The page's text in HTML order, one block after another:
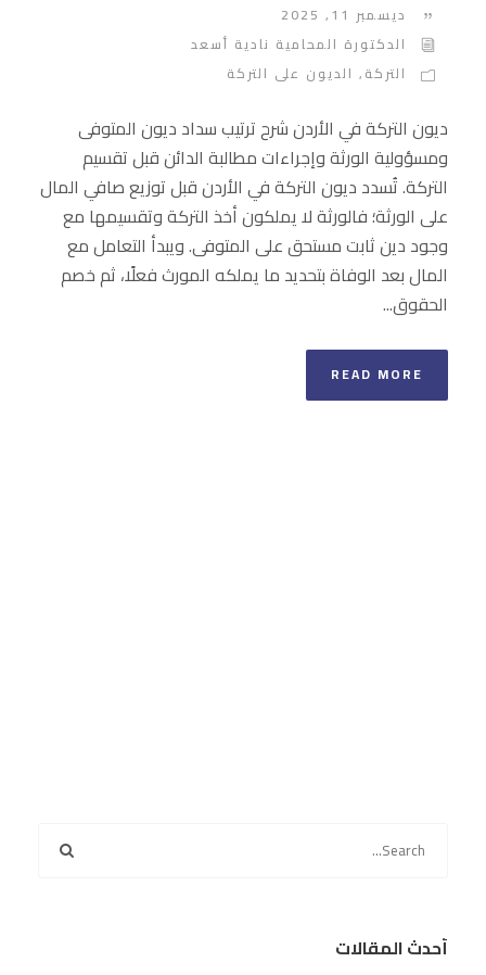
ديسمبر 11, 2025
الدكتورة المحامية نادية أسعد
التركة, الديون على التركة
ديون التركة في الأردن شرح ترتيب سداد ديون المتوفى
ومسؤولية الورثة وإجراءات مطالبة الدائن قبل تقسيم
التركة. تُسدد ديون التركة في الأردن قبل توزيع صافي المال
على الورثة؛ فالورثة لا يملكون أخذ التركة وتقسيمها مع
وجود دين ثابت مستحق على المتوفى. ويبدأ التعامل مع
المال بعد الوفاة بتحديد ما يملكه المورث فعلًا، ثم خصم
الحقوق...
READ MORE
أحدث المقالات